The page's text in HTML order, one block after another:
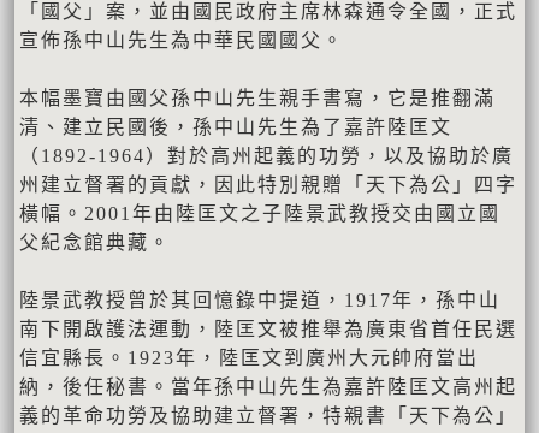
「國父」案，並由國民政府主席林森通令全國，正式
宣佈孫中山先生為中華民國國父。
本幅墨寶由國父孫中山先生親手書寫，它是推翻滿
清、建立民國後，孫中山先生為了嘉許陸匡文
（1892-1964）對於高州起義的功勞，以及協助於廣
州建立督署的貢獻，因此特別親贈「天下為公」四字
橫幅。2001年由陸匡文之子陸景武教授交由國立國
父紀念館典藏。
陸景武教授曾於其回憶錄中提道，1917年，孫中山
南下開啟護法運動，陸匡文被推舉為廣東省首任民選
信宜縣長。1923年，陸匡文到廣州大元帥府當出
納，後任秘書。當年孫中山先生為嘉許陸匡文高州起
義的革命功勞及協助建立督署，特親書「天下為公」